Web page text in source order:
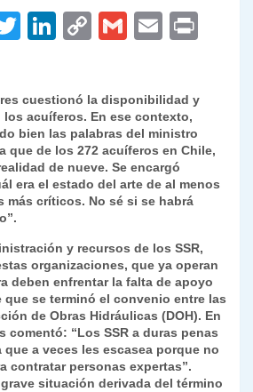
T
er
Li
e
dI
n
C
y
Li
n
k
G
l
E
l
cuestionó la disponibilidad y
acuíferos. En ese contexto,
bien las palabras del ministro
que de los 272 acuíferos en Chile,
de nueve. Se encargó
era el estado del arte de al menos
más críticos. No sé si se habrá
y recursos de los SSR,
organizaciones, que ya operan
deben enfrentar la falta de apoyo
se terminó el convenio entre las
de Obras Hidráulicas (DOH). En
comentó: “Los SSR a duras penas
a veces les escasea porque no
contratar personas expertas”.
situación derivada del término